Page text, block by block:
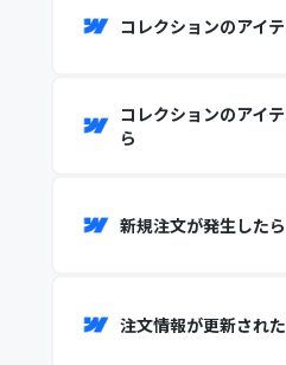
コレクションのアイ
コレクションのアイ
ら
新規注文が発生したら
注文情報が更新され